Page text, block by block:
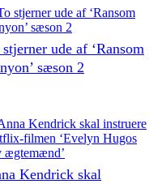
ude af ‘Ransom
sæson 2
Kendrick skal